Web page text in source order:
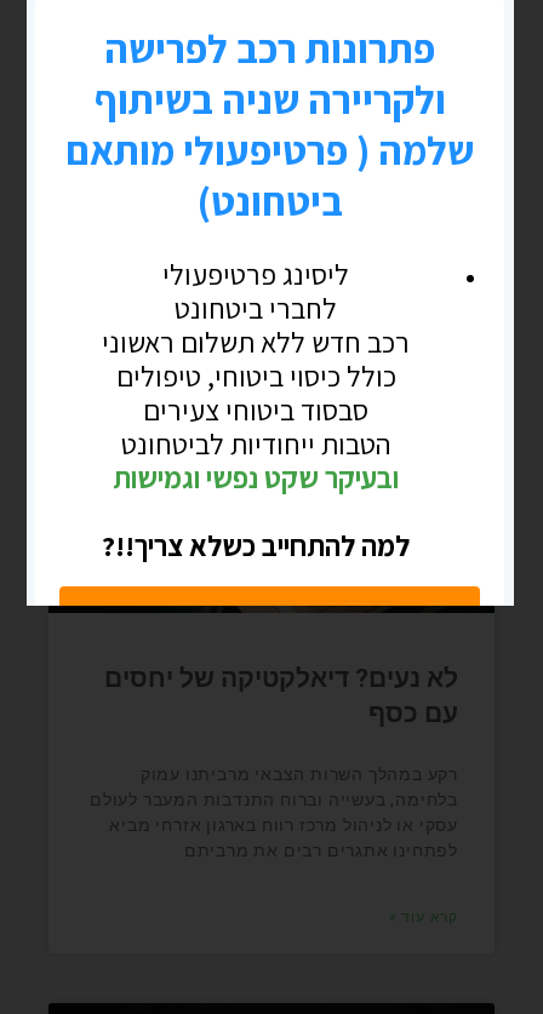
נלך קצת במנהרת הזמן לימי הקורונה ולקורס
דירקטורים מקוון בסגר בהמצאה שהכרנו
>ZOOMבאחד המחזורים הצטרף פורש ותיק
מעל עשור שהציג עצמו כסמנכ"ל בחברת
לא נעים? דיאלקטיקה של יחסים
עם כסף
רקע במהלך השרות הצבאי מרביתנו עמוק
בלחימה, בעשייה וברוח התנדבות המעבר לעולם
עסקי או לניהול מרכז רווח בארגון אזרחי מביא
לפתחינו אתגרים רבים את מרביתם
קרא עוד »